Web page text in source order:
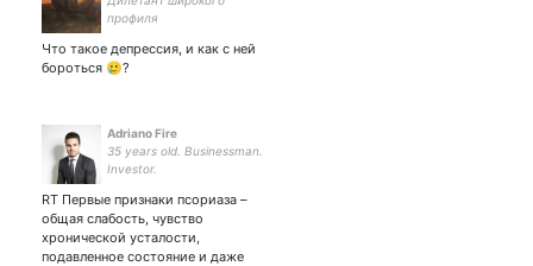
профиля
Что такое депрессия, и как с ней
бороться 🥲?
Adriano Fire
35 years old. Businessman.
Investor.
RT Первые признаки псориаза –
общая слабость, чувство
хронической усталости,
подавленное состояние и даже